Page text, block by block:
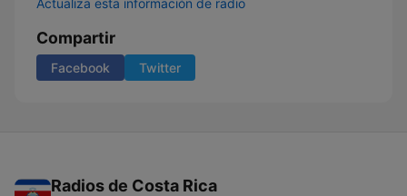
Actualiza esta información de radio
Compartir
Facebook Twitter
Radios de Costa Rica